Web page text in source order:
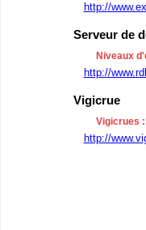
http://
Serveur de
Niveaux
http://
Vigicrue
Vigicrues
http://